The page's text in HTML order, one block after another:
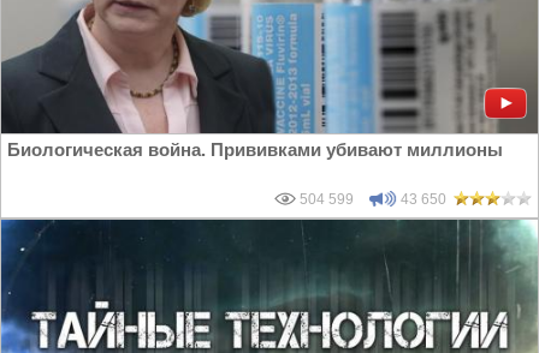
Биологическая война. Прививками убивают миллионы
504 599 43 650